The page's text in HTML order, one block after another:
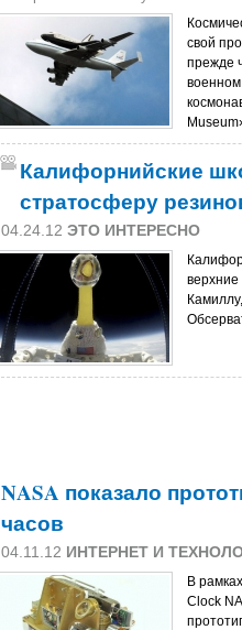
свой
прежде
Калифорнийские
стратосферу
04.24.12 ЭТО ИНТЕРЕСНО
NASA показало
часов
04.11.12 ИНТЕРНЕТ И
В
Clock